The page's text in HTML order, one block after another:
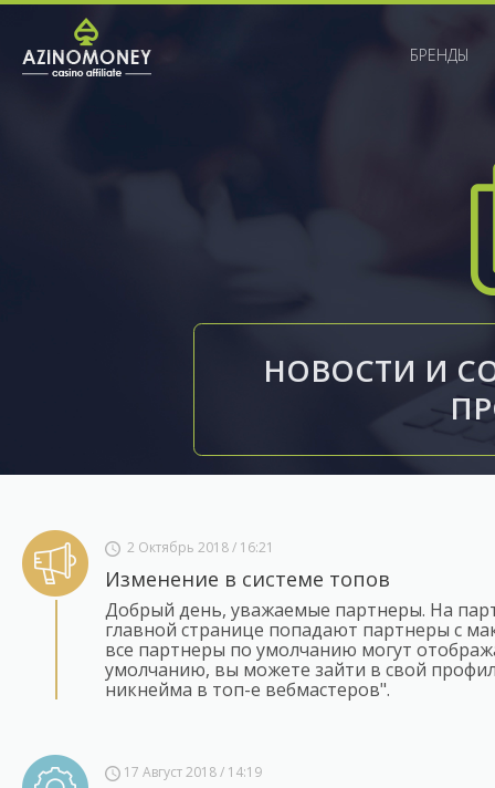
БРЕНДЫ
НОВОСТИ И
2 Октябрь 2018 / 16:21
Изменение в системе топов
Добрый день, уважаемые партнеры. На
главной странице попадают партнеры с
все партнеры по умолчанию могут
умолчанию, вы можете зайти в свой
никнейма в топ-е вебмастеров".
17 Август 2018 / 14:19